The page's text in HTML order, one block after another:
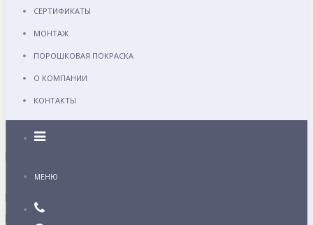
СЕРТИФИКАТЫ
МОНТАЖ
ПОРОШКОВАЯ ПОКРАСКА
О КОМПАНИИ
КОНТАКТЫ
Каталог
МЕНЮ